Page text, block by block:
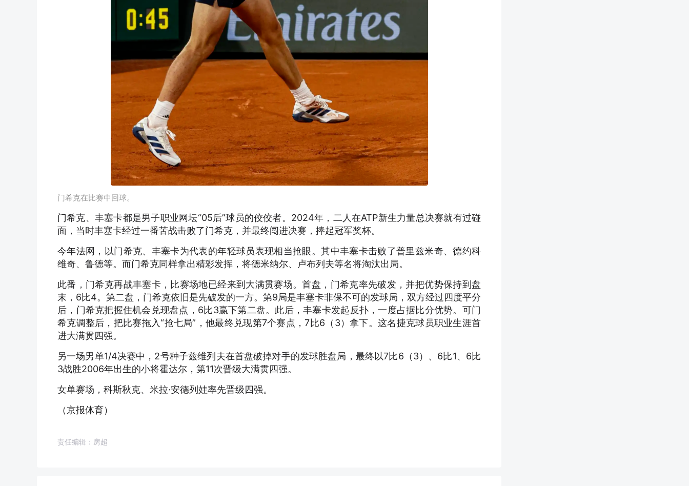
门希克在比赛中回球。
门希克、丰塞卡都是男子职业网坛“05后”球员的佼佼者。2024年，二人在ATP新生力量总决赛就有过碰
面，当时丰塞卡经过一番苦战击败了门希克，并最终闯进决赛，捧起冠军奖杯。
今年法网，以门希克、丰塞卡为代表的年轻球员表现相当抢眼。其中丰塞卡击败了普里兹米奇、德约科
维奇、鲁德等。而门希克同样拿出精彩发挥，将德米纳尔、卢布列夫等名将淘汰出局。
此番，门希克再战丰塞卡，比赛场地已经来到大满贯赛场。首盘，门希克率先破发，并把优势保持到盘
末，6比4。第二盘，门希克依旧是先破发的一方。第9局是丰塞卡非保不可的发球局，双方经过四度平分
后，门希克把握住机会兑现盘点，6比3赢下第二盘。此后，丰塞卡发起反扑，一度占据比分优势。可门
希克调整后，把比赛拖入“抢七局”，他最终兑现第7个赛点，7比6（3）拿下。这名捷克球员职业生涯首
进大满贯四强。
另一场男单1/4决赛中，2号种子兹维列夫在首盘破掉对手的发球胜盘局，最终以7比6（3）、6比1、6比
3战胜2006年出生的小将霍达尔，第11次晋级大满贯四强。
女单赛场，科斯秋克、米拉·安德列娃率先晋级四强。
（京报体育）
责任编辑：房超